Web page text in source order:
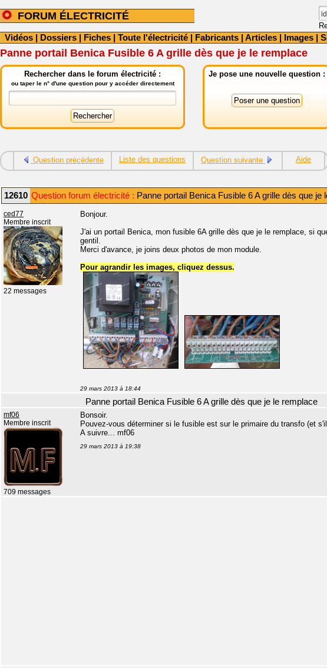
FORUM ÉLECTRICITÉ
Vidéos | Dossiers | Fiches | Toute l'électricité | Fabricants | Articles | Images |
Panne portail Benica Fusible 6 A grille dès que je le remplace
Rechercher dans le forum électricité :
ou taper le n° d'une question pour y accéder directement
Je pose une nouvelle question :
Question précédente Liste des questions Question suivante Aide
12610 Question forum électricité : Panne portail Benica Fusible 6 A grille dès que je
ced77
Membre inscrit
22 messages
Bonjour.
J'ai un portail Benica, mon fusible 6A grille dès que je le remplace, si
gentil.
Merci d'avance, je joins deux photos de mon module.
Pour agrandir les images, cliquez dessus.
29 mars 2013 à 18:44
Panne portail Benica Fusible 6 A grille dès que je le remplace
mf06
Membre inscrit
709 messages
Bonsoir.
Pouvez-vous déterminer si le fusible est sur le primaire du transfo (et
A suivre... mf06
29 mars 2013 à 19:38